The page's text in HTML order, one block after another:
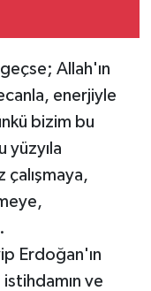
Allah'ın
enerjiyle
bizim bu
yüzyıla
çalışmaya,
Erdoğan'ın
ve